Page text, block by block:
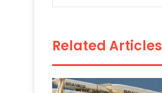
o
k
p
Related Articles